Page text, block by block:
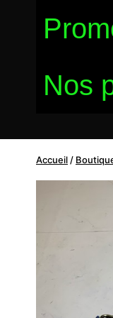
Nos
Accueil /